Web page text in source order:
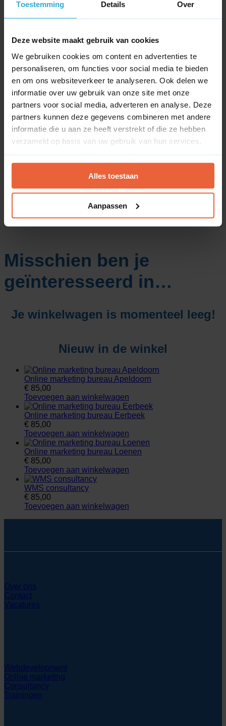
Toestemming Details Over
Deze website maakt gebruik van cookies
We gebruiken cookies om content en advertenties te
personaliseren, om functies voor social media te bieden
en om ons websiteverkeer te analyseren. Ook delen we
informatie over uw gebruik van onze site met onze
partners voor social media, adverteren en analyse. Deze
partners kunnen deze gegevens combineren met andere
informatie die u aan ze heeft verstrekt of die ze hebben
verzameld op basis van uw gebruik van hun services.
Alles toestaan
Aanpassen
SEA training
Dashboarding training
Social media training
Trainingen
WordPress training
WooCommerce Training
Flatsome training
Cases
Blog
Partners
Over ons
Zoeken
naar:
Misschien ben je
geïnteresseerd in…
Je winkelwagen is momenteel leeg!
Nieuw in de winkel
Online marketing bureau Apeldoorn
€ 85,00
Toevoegen aan winkelwagen
Online marketing bureau Eerbeek
€ 85,00
Toevoegen aan winkelwagen
Online marketing bureau Loenen
€ 85,00
Toevoegen aan winkelwagen
WMS consultancy
€ 85,00
Toevoegen aan winkelwagen
Over ons
Contact
Vacatures
Webdevelopment
Online marketing
Consultancy
Trainingen